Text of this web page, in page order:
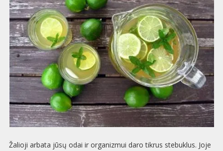
Žalioji arbata jūsų odai ir organizmui daro tikrus stebuklus. Joje